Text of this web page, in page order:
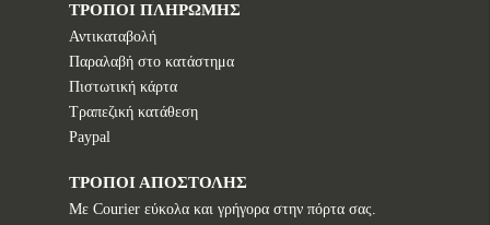
ΤΡΟΠΟΙ ΠΛΗΡΩΜΗΣ
Αντικαταβολή
Παραλαβή στο κατάστημα
Πιστωτική κάρτα
Τραπεζική κατάθεση
Paypal
ΤΡΟΠΟΙ ΑΠΟΣΤΟΛΗΣ
Με Courier εύκολα και γρήγορα στην πόρτα σας.